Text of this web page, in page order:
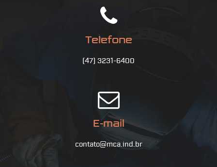
Telefone
(47) 3231-6400
E-mail
contato@mca.ind.br